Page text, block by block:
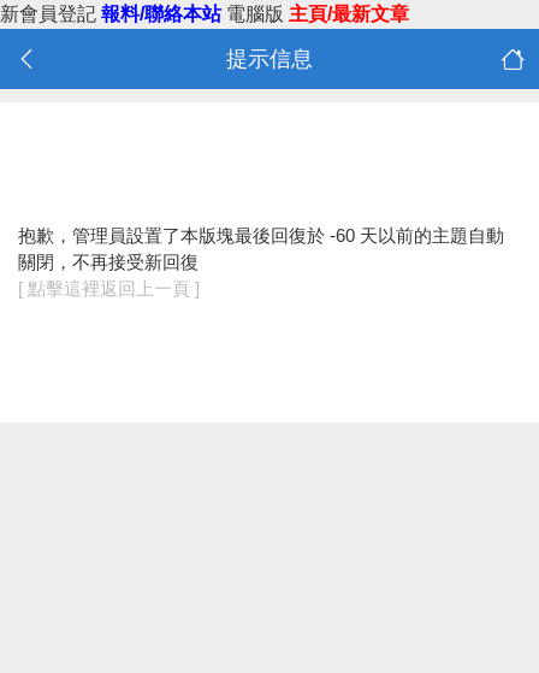
新會員登記 報料/聯絡本站 電腦版 主頁/最新文章
提示信息
抱歉，管理員設置了本版塊最後回復於 -60 天以前的主題自動
關閉，不再接受新回復
[ 點擊這裡返回上一頁 ]